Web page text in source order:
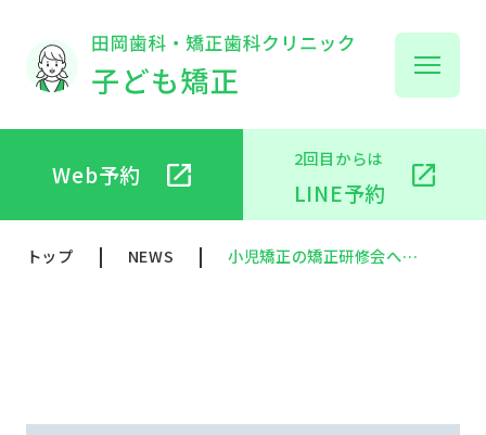
Web予約
2回目からは
LINE予約
トップ NEWS 小児矯正の矯正研修会へ参加